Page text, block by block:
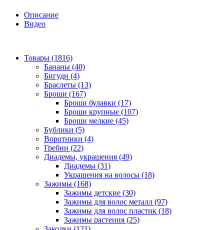
Описание
Видео
Товары (1816)
Бананы (40)
Бигуди (4)
Браслеты (13)
Броши (167)
Броши булавки (17)
Броши крупные (107)
Броши мелкие (45)
Бублики (5)
Воротники (4)
Гребни (22)
Диадемы, украшения (49)
Диадемы (31)
Украшения на волосы (18)
Зажимы (168)
Зажимы детские (30)
Зажимы для волос металл (97)
Зажимы для волос пластик (18)
Зажимы растения (25)